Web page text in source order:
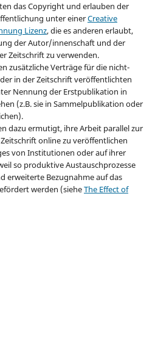
das Copyright und erlauben der
unter einerCreative
Lizenz, die es anderen erlaubt,
der Autor/innenschaft und der
Zeitschrift zu verwenden.
zusätzliche Verträge für die nicht-
in der Zeitschrift veröffentlichten
Nennung der Erstpublikation in
(z.B. sie in Sammelpublikation oder
dazu ermutigt, ihre Arbeit parallel zur
online zu veröffentlichen
von Institutionen oder auf ihrer
so produktive Austauschprozesse
erweiterte Bezugnahme auf das
werden (sieheThe Effect of